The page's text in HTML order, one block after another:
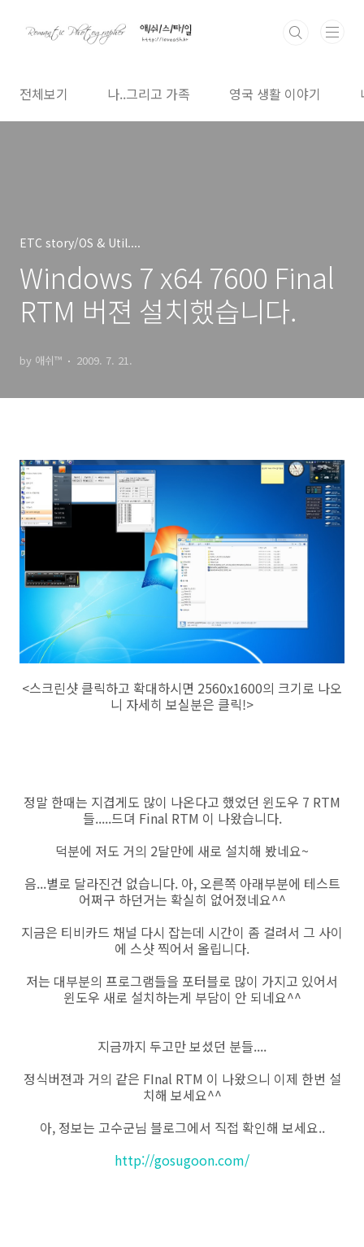
전체보기 나..그리고 가족 영국 생활 이야기
ETC story/OS & Util....
Windows 7 x64 7600 Final
RTM 버젼 설치했습니다.
by 애쉬™ 2009. 7. 21.
<스크린샷 클릭하고 확대하시면 2560x1600의 크기로 나오
니 자세히 보실분은 클릭!>
정말 한때는 지겹게도 많이 나온다고 했었던 윈도우 7 RTM
들.....드뎌 Final RTM 이 나왔습니다.
덕분에 저도 거의 2달만에 새로 설치해 봤네요~
음...별로 달라진건 없습니다. 아, 오른쪽 아래부분에 테스트
어쩌구 하던거는 확실히 없어졌네요^^
지금은 티비카드 채널 다시 잡는데 시간이 좀 걸려서 그 사이
에 스샷 찍어서 올립니다.
저는 대부분의 프로그램들을 포터블로 많이 가지고 있어서
윈도우 새로 설치하는게 부담이 안 되네요^^
지금까지 두고만 보셨던 분들....
정식버젼과 거의 같은 FInal RTM 이 나왔으니 이제 한번 설
치해 보세요^^
아, 정보는 고수군님 블로그에서 직접 확인해 보세요..
http://gosugoon.com/